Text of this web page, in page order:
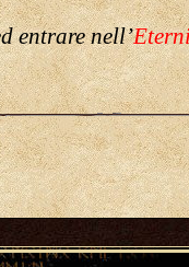
entrare nell’